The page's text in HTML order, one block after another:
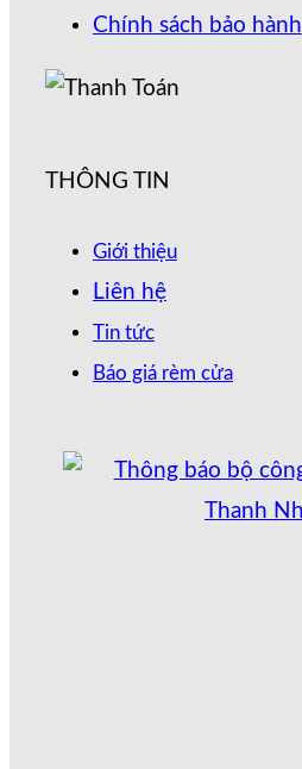
Chính sách bảo hành
THÔNG TIN
Giới thiệu
Liên hệ
Tin tức
Báo giá rèm cửa